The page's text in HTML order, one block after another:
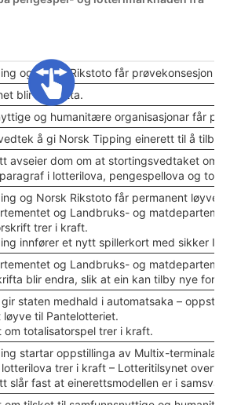
og Norsk Rikstoto får prøvekonsesjon
blir oppretta.
og humanitære organisasjonar får
å gi Norsk Tipping einerett til å tilby
avseier dom om at stortingsvedtaket om
i lotterilova, pengespellova og
og Norsk Rikstoto får permanent løyve
og Landbruks- og
trer i kraft.
innfører et nytt spillerkort med sikker ID
og Landbruks- og
blir endra, slik at ein kan tilby nye
staten medhald i automatsaka –
løyve til Pantelotteriet.
om totalisatorspel trer i kraft.
startar oppstillinga av Multix-
lotterilova trer i kraft – Lotteritilsynet
slår fast at einerettsmodellen er i